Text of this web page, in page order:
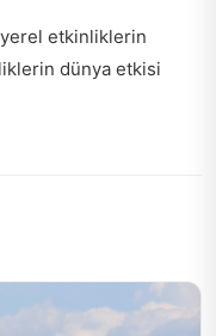
etkinliklerin
dünya etkisi